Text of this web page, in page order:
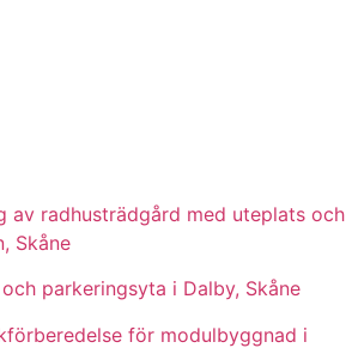
av radhusträdgård med uteplats och
Skåne
parkeringsyta i Dalby, Skåne
för modulbyggnad i